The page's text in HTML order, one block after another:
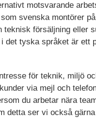
motsvarande
svenska montörer
teknisk försäljning eller
det tyska språket är ett
för teknik, miljö
via mejl och
du arbetar nära
detta ser vi också